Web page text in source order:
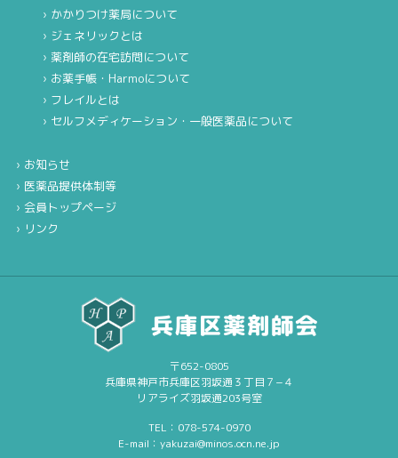
かかりつけ薬局について
ジェネリックとは
薬剤師の在宅訪問について
お薬手帳・Harmoについて
フレイルとは
セルフメディケーション・一般医薬品について
お知らせ
医薬品提供体制等
会員トップページ
リンク
〒652-0805
兵庫県神戸市兵庫区羽坂通３丁目７−４
リアライズ羽坂通203号室
TEL：078-574-0970
E-mail：yakuzai@minos.ocn.ne.jp